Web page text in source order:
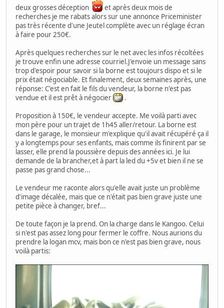
deux grosses déception
et après deux mois de
recherches je me rabats alors sur une annonce Priceminister
pas très récente d'une Jeutel complète avec un réglage écran
à faire pour 250€.
Après quelques recherches sur le net avec les infos récoltées
je trouve enfin une adresse courriel.J'envoie un message sans
trop d'espoir pour savoir si la borne est toujours dispo et si le
prix était négociable. Et finalement, deux semaines après, une
réponse: C'est en fait le fils du vendeur, la borne n'est pas
vendue et il est prêt à négocier
.
Proposition à 150€, le vendeur accepte. Me voilà parti avec
mon père pour un trajet de 1h45 aller/retour. La borne est
dans le garage, le monsieur m'explique qu'il avait récupéré ça il
y a longtemps pour ses enfants, mais comme ils finirent par se
lasser, elle prend la poussière depuis des années ici. Je lui
demande de la brancher,et à part la led du +5v et bien il ne se
passe pas grand chose...
Le vendeur me raconte alors qu'elle avait juste un problème
d'image décalée, mais que ce n'était pas bien grave juste une
petite pièce à changer, bref...
De toute façon je la prend. On la charge dans le Kangoo. Celui
si n'est pas assez long pour fermer le coffre. Nous aurions du
prendre la logan mcv, mais bon ce n'est pas bien grave, nous
voilà partis: